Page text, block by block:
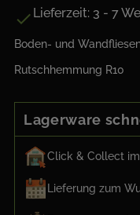
 Lieferzeit: 3 - 7
Boden- und
Rutschhemmung R10
Lagerware
Click & Collect
Lieferung zum